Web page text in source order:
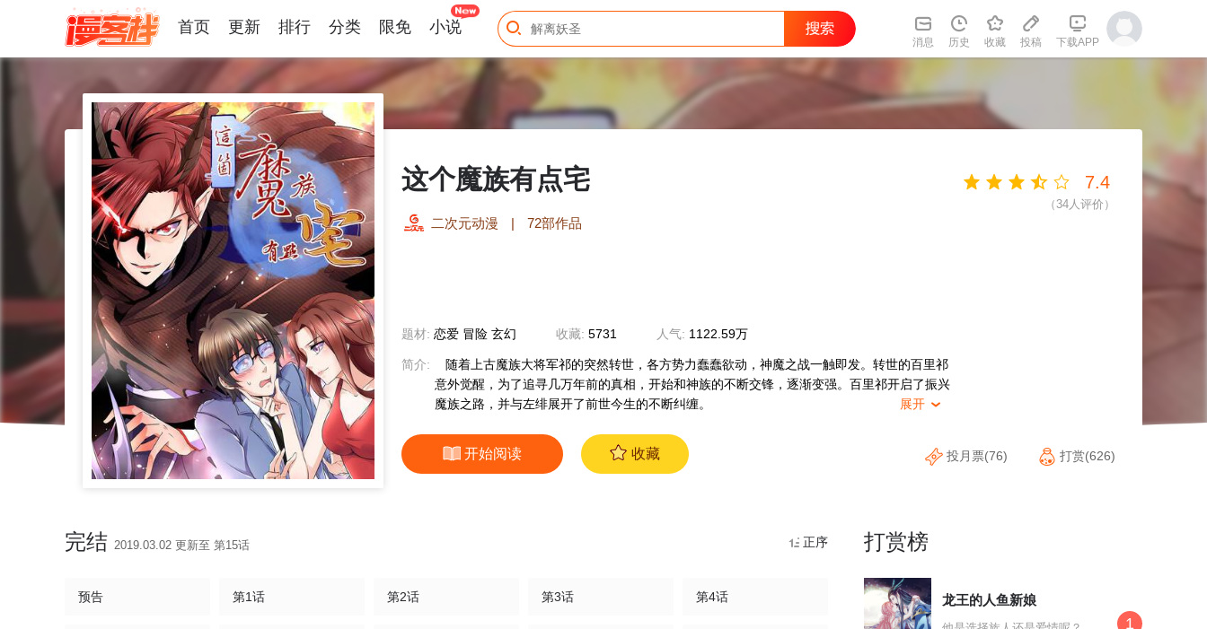
这个魔族有点宅
二次元动漫 | 72部作品
题材: 恋爱 冒险 玄幻 收藏: 5731 人气: 1122.59万
简介:
随着上古魔族大将军祁的突然转世，各方势力蠢蠢欲动，神魔之战一触即发。转世的百里祁
意外觉醒，为了追寻几万年前的真相，开始和神族的不断交锋，逐渐变强。百里祁开启了振兴
魔族之路，并与左绯展开了前世今生的不断纠缠。
展开 
开始阅读 收藏
7.4
（ 34人评价）
投月票(76) 打赏(626)
完结 2019.03.02 更新至 第15话 正序
预告 第1话 第2话 第3话 第4话
打赏榜
龙王的人鱼新娘
1
首页 更新 排行 分类 限免 小说
消息 历史 收藏 投稿 下载APP